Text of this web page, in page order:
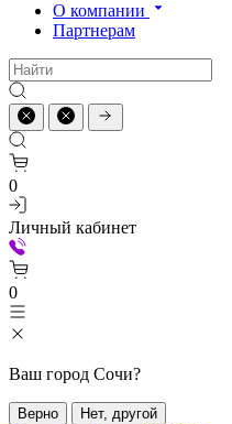
О компании
Партнерам
0
Личный кабинет
0
Ваш город Сочи?
Верно Нет, другой